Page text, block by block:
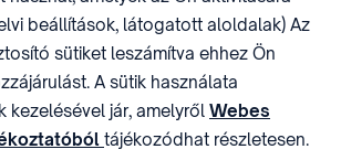
15311746-2-42
János
HIVATAL RÖVID NEVE
SZTNHOPS, KRID:
174434905
beállítások, látogatott aloldalak) Az
sütiket leszámítva ehhez Ön
A sütik használata
kezelésével jár, amelyről Webes
tájékozódhat részletesen.